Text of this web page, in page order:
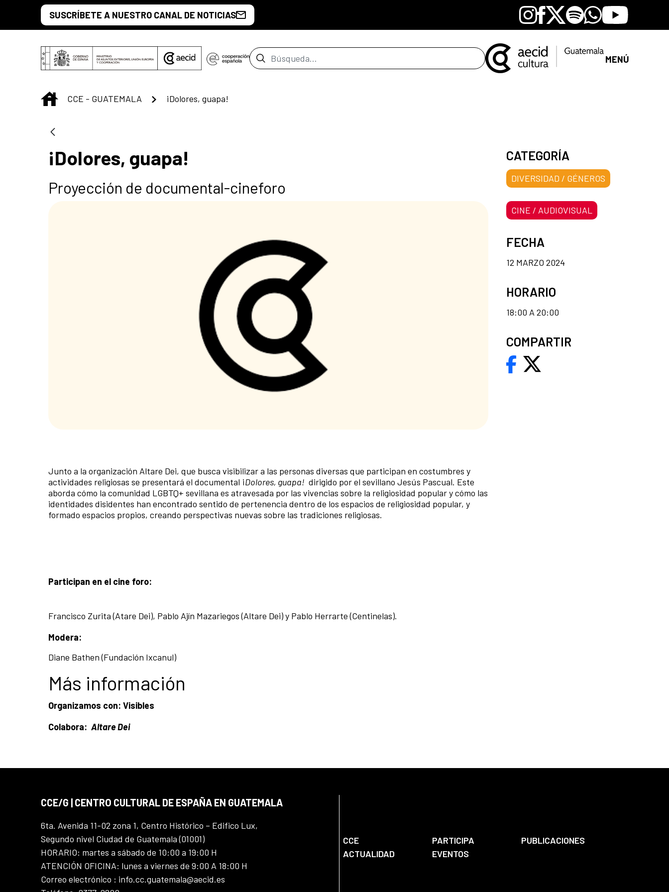
Saltar al contenido principal
SUSCRÍBETE A NUESTRO CANAL DE NOTICIAS Instagram
Facebook
X SpotifyWhatsapp
Youtube
Barra de búsqueda MENÚ
INICIO
CCE - GUATEMALA ¡Dolores, guapa!
¡Dolores, guapa!
Proyección de documental-cineforo
Junto a la organización Altare Dei, que busca visibilizar a las personas diversas que participan en costumbres y
actividades religiosas se presentará el documental ¡Dolores, guapa! dirigido por el sevillano Jesús Pascual. Este
aborda cómo la comunidad LGBTQ+ sevillana es atravesada por las vivencias sobre la religiosidad popular y cómo las
identidades disidentes han encontrado sentido de pertenencia dentro de los espacios de religiosidad popular, y
formado espacios propios, creando perspectivas nuevas sobre las tradiciones religiosas.
Participan en el cine foro:
Francisco Zurita (Atare Dei), Pablo Ajín Mazariegos (Altare Dei) y Pablo Herrarte (Centinelas).
Modera:
Diane Bathen (Fundación Ixcanul)
Más información
Organizamos con: Visibles
Colabora: Altare Dei
CATEGORÍA
DIVERSIDAD / GÉNEROS
CINE / AUDIOVISUAL
FECHA
12 MARZO 2024
HORARIO
18:00 A 20:00
COMPARTIR
CCE/G | CENTRO CULTURAL DE ESPAÑA EN GUATEMALA
6ta. Avenida 11-02 zona 1, Centro Histórico – Edifico Lux,
Segundo nivel Ciudad de Guatemala (01001)
HORARIO: martes a sábado de 10:00 a 19:00 H
ATENCIÓN OFICINA: lunes a viernes de 9:00 A 18:00 H
Correo electrónico : info.cc.guatemala@aecid.es
CCE PARTICIPA
PUBLICACIONES
ACTUALIDAD
EVENTOS